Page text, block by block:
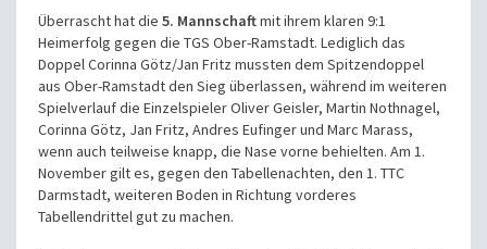
Überrascht hat die 5. Mannschaftmit ihrem klaren 9:1
Heimerfolg gegen die TGS Ober-Ramstadt. Lediglich das
Doppel Corinna Götz/Jan Fritz mussten dem Spitzendoppel
aus Ober-Ramstadt den Sieg überlassen, während im weiteren
Spielverlauf die Einzelspieler Oliver Geisler, Martin Nothnagel,
Corinna Götz, Jan Fritz, Andres Eufinger und Marc Marass,
wenn auch teilweise knapp, die Nase vorne behielten. Am 1.
November gilt es, gegen den Tabellenachten, den 1. TTC
Darmstadt, weiteren Boden in Richtung vorderes
Tabellendrittel gut zu machen.